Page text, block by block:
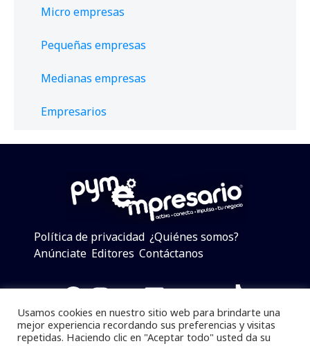
Micro empresas
Pequeñas empresas
Medianas empresas
Empresarios
Política de privacidad ¿Quiénes somos?
Anúnciate Editores Contáctanos
Facebook
Instagram
Twitter
LinkedIn
Telegram
YouTube
TikTok
Usamos cookies en nuestro sitio web para brindarte una
mejor experiencia recordando sus preferencias y visitas
repetidas. Haciendo clic en "Aceptar todo" usted da su